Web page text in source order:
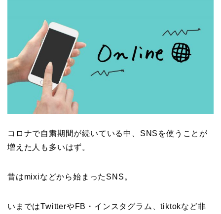
コロナで自粛期間が続いている中、SNSを使うことが
増えた人も多いはず。
昔はmixiなどから始まったSNS。
いまではTwitterやFB・インスタグラム、tiktokなど非